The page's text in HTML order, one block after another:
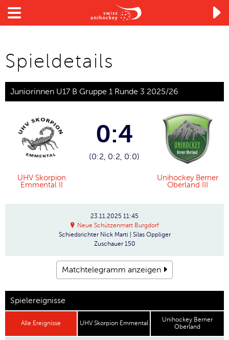

Spieldetails
Juniorinnen U17 B Gruppe 1 Runde 3 2025/26
UHV Skorpion
Emmental II
0:4
(0:2, 0:2, 0:0)
Unihockey Berner
Oberland III
23.11.2025 11:45
Neue Schützenmatt Burgdorf
Schiedsrichter Nick Marti | Silas Oppliger
Zuschauer 150
Matchtelegramm anzeigen
Spielereignisse
Alle Ereignisse UHV Skorpion Emmental
Unihockey Berner
Oberland